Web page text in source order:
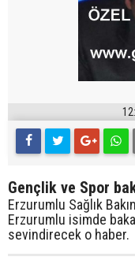
Gençlik ve Spor
Erzurumlu Sağlık
Erzurumlu isimde
sevindirecek o haber.